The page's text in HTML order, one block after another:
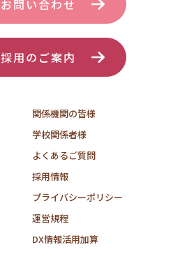
関係機関の皆様
学校関係者様
よくあるご質問
採用情報
プライバシーポリシー
運営規程
DX情報活用加算
お問い合わせ
採用のご案内